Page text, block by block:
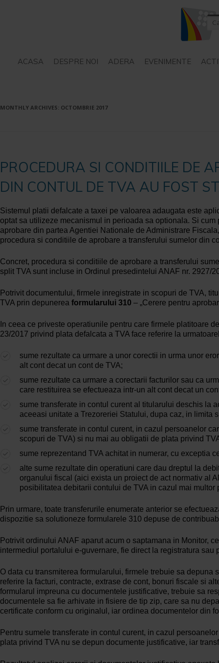
ACASA DESPRE NOI
SERVICII – CONSILIERE
ADERA EVENIMENTE
MONTHLY ARCHIVES: OCTOMBRIE 2017
PROCEDURA SI CONDITIILE DE
DIN CONTUL DE TVA AU FOST
Sistemul platii defalcate a taxei pe valoarea adaugata este
optat sa utilizeze mecanismul in perioada sa optionala. Si
aprobare din partea Agentiei Nationale de Administrare
procedura si conditiile de aprobare a transferului sumelor din
Concret, procedura si conditiile de aprobare a transferului
split TVA sunt incluse in Ordinul presedintelui ANAF nr. 2927/
Potrivit documentului, firmele inregistrate in scopuri de TVA,
TVA prin depunerea formularului 310 – „Cerere pentru
In ceea ce priveste operatiunile pentru care firmele platitoare
23/2017 privind plata defalcata a TVA face referire la
sume rezultate ca urmare a unor corectii in urma unor
alt cont decat un cont de TVA;
sume rezultate ca urmare a corectarii facturilor sau ca
care restituirea se efectueaza intr-un alt cont decat un
sume transferate in contul curent al titularului deschis la
aceeasi unitate a Trezoreriei Statului, dupa caz, in limita
sume transferate in contul curent, in cazul persoanelor
scopuri de TVA) si nu mai au obligatii de plata privind
sume reprezentand TVA achitat in numerar, cu exceptia
alte sume rezultate din operatiuni care dau dreptul la
organului fiscal (aici exista un proiect de act normativ al
posibilitatea debitarii contului de TVA in cazul mai
Prin urmare, toate transferurile enumerate anterior se
dispozitie sa solutioneze formularele 310 depuse de
Potrivit ordinului ANAF aparut acum o saptamana in Monitor,
intermediul portalului e-guvernare, fie direct la registratura sau
O data cu transmiterea formularului, firmele trebuie sa depuna
referire la facturi, contracte, extrase de cont, bonuri fiscale si
formularul impreuna cu documentele justificative, trebuie sa
documentele sa fie arhivate in fisiere de tip zip, care sa nu
certificate conform cu originalul, iar ordinea documentelor din
Pentru sumele transferate in contul curent, in cazul
plata privind TVA nu se depun documente justificative, iar